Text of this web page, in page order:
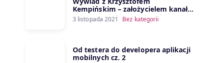
Kempińskim – założycielem kanału
Porozmawiajmy o IT
3 listopada 2021 Bez kategorii
Od testera do developera aplikacji
mobilnych cz. 2